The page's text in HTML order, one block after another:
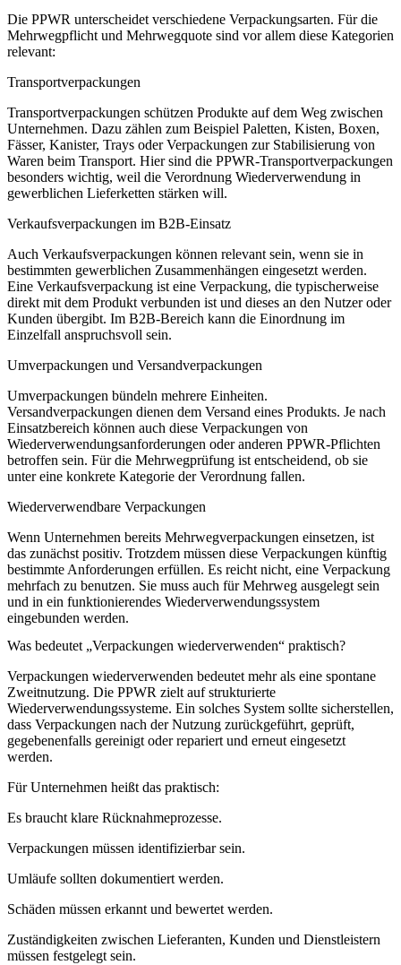
Die PPWR unterscheidet verschiedene Verpackungsarten. Für die
Mehrwegpflicht und Mehrwegquote sind vor allem diese Kategorien
relevant:
Transportverpackungen
Transportverpackungen schützen Produkte auf dem Weg zwischen
Unternehmen. Dazu zählen zum Beispiel Paletten, Kisten, Boxen,
Fässer, Kanister, Trays oder Verpackungen zur Stabilisierung von
Waren beim Transport. Hier sind die PPWR-Transportverpackungen
besonders wichtig, weil die Verordnung Wiederverwendung in
gewerblichen Lieferketten stärken will.
Verkaufsverpackungen im B2B-Einsatz
Auch Verkaufsverpackungen können relevant sein, wenn sie in
bestimmten gewerblichen Zusammenhängen eingesetzt werden.
Eine Verkaufsverpackung ist eine Verpackung, die typischerweise
direkt mit dem Produkt verbunden ist und dieses an den Nutzer oder
Kunden übergibt. Im B2B-Bereich kann die Einordnung im
Einzelfall anspruchsvoll sein.
Umverpackungen und Versandverpackungen
Umverpackungen bündeln mehrere Einheiten.
Versandverpackungen dienen dem Versand eines Produkts. Je nach
Einsatzbereich können auch diese Verpackungen von
Wiederverwendungsanforderungen oder anderen PPWR-Pflichten
betroffen sein. Für die Mehrwegprüfung ist entscheidend, ob sie
unter eine konkrete Kategorie der Verordnung fallen.
Wiederverwendbare Verpackungen
Wenn Unternehmen bereits Mehrwegverpackungen einsetzen, ist
das zunächst positiv. Trotzdem müssen diese Verpackungen künftig
bestimmte Anforderungen erfüllen. Es reicht nicht, eine Verpackung
mehrfach zu benutzen. Sie muss auch für Mehrweg ausgelegt sein
und in ein funktionierendes Wiederverwendungssystem
eingebunden werden.
Was bedeutet „Verpackungen wiederverwenden“ praktisch?
Verpackungen wiederverwenden bedeutet mehr als eine spontane
Zweitnutzung. Die PPWR zielt auf strukturierte
Wiederverwendungssysteme. Ein solches System sollte sicherstellen,
dass Verpackungen nach der Nutzung zurückgeführt, geprüft,
gegebenenfalls gereinigt oder repariert und erneut eingesetzt
werden.
Für Unternehmen heißt das praktisch:
Es braucht klare Rücknahmeprozesse.
Verpackungen müssen identifizierbar sein.
Umläufe sollten dokumentiert werden.
Schäden müssen erkannt und bewertet werden.
Zuständigkeiten zwischen Lieferanten, Kunden und Dienstleistern
müssen festgelegt sein.